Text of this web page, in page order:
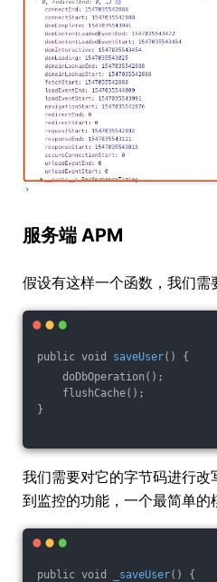
服务端 APM
假设有这样一个函数，我们需
public void saveUser() {
doDbOperation();
flushCache();
}
我们需要对它的字节码进行改
到监控的功能，一个最简单的
public void _saveUser() {